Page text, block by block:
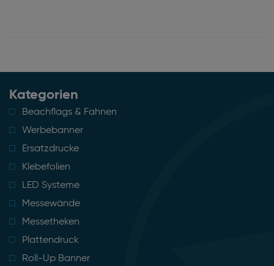
Kategorien
Beachflags & Fahnen
Werbebanner
Ersatzdrucke
Klebefolien
LED Systeme
Messewände
Messetheken
Plattendruck
Roll-Up Banner